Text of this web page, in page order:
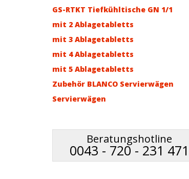
GS-RTKT Tiefkühltische GN 1/1
mit 2 Ablagetabletts
mit 3 Ablagetabletts
mit 4 Ablagetabletts
mit 5 Ablagetabletts
Zubehör BLANCO Servierwägen
Servierwägen
Beratungshotline
0043 - 720 - 231 471